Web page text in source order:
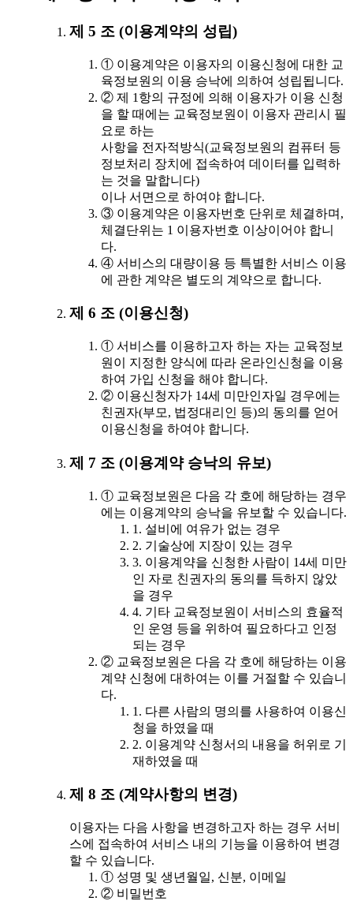
제 5 조 (이용계약의 성립)
① 이용계약은 이용자의 이용신청에 대한 교
육정보원의 이용 승낙에 의하여 성립됩니다.
② 제 1항의 규정에 의해 이용자가 이용 신청
을 할 때에는 교육정보원이 이용자 관리시 필
요로 하는
사항을 전자적방식(교육정보원의 컴퓨터 등
정보처리 장치에 접속하여 데이터를 입력하
는 것을 말합니다)
이나 서면으로 하여야 합니다.
③ 이용계약은 이용자번호 단위로 체결하며,
체결단위는 1 이용자번호 이상이어야 합니
다.
④ 서비스의 대량이용 등 특별한 서비스 이용
에 관한 계약은 별도의 계약으로 합니다.
제 6 조 (이용신청)
① 서비스를 이용하고자 하는 자는 교육정보
원이 지정한 양식에 따라 온라인신청을 이용
하여 가입 신청을 해야 합니다.
② 이용신청자가 14세 미만인자일 경우에는
친권자(부모, 법정대리인 등)의 동의를 얻어
이용신청을 하여야 합니다.
제 7 조 (이용계약 승낙의 유보)
① 교육정보원은 다음 각 호에 해당하는 경우
에는 이용계약의 승낙을 유보할 수 있습니다.
1. 설비에 여유가 없는 경우
2. 기술상에 지장이 있는 경우
3. 이용계약을 신청한 사람이 14세 미만
인 자로 친권자의 동의를 득하지 않았
을 경우
4. 기타 교육정보원이 서비스의 효율적
인 운영 등을 위하여 필요하다고 인정
되는 경우
② 교육정보원은 다음 각 호에 해당하는 이용
계약 신청에 대하여는 이를 거절할 수 있습니
다.
1. 다른 사람의 명의를 사용하여 이용신
청을 하였을 때
2. 이용계약 신청서의 내용을 허위로 기
재하였을 때
제 8 조 (계약사항의 변경)
이용자는 다음 사항을 변경하고자 하는 경우 서비
스에 접속하여 서비스 내의 기능을 이용하여 변경
할 수 있습니다.
① 성명 및 생년월일, 신분, 이메일
② 비밀번호